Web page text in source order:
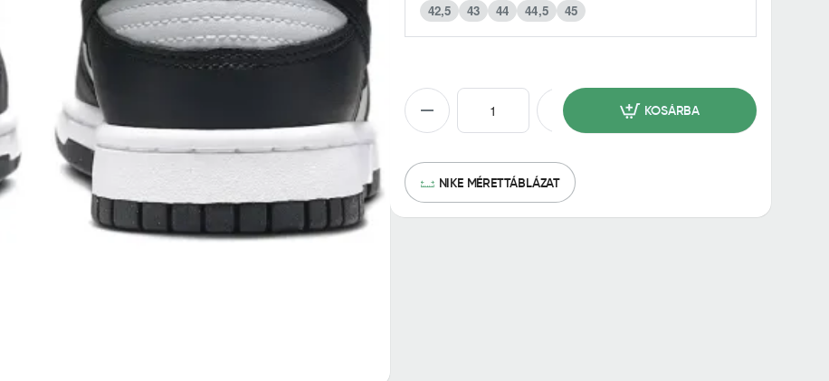
42,5 43 44 44,5 45
KOSÁRBA
NIKE MÉRETTÁBLÁZAT